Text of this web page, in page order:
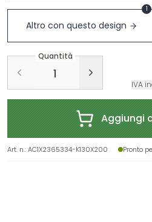
Altro con questo design
1
Quantità
IVA
Aggiungi
Art. n.:AC1X2365334-K130X200 Pronto